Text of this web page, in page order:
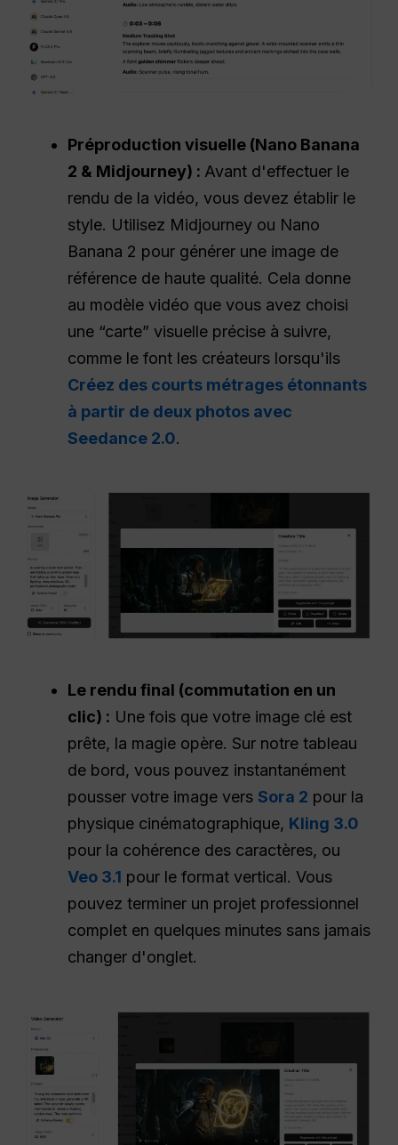
Préproduction visuelle (Nano Banana
2 & Midjourney) : Avant d'effectuer le
rendu de la vidéo, vous devez établir le
style. Utilisez Midjourney ou Nano
Banana 2 pour générer une image de
référence de haute qualité. Cela donne
au modèle vidéo que vous avez choisi
une “carte” visuelle précise à suivre,
comme le font les créateurs lorsqu'ils
Créez des courts métrages étonnants
à partir de deux photos avec
Seedance 2.0.
Le rendu final (commutation en un
clic) : Une fois que votre image clé est
prête, la magie opère. Sur notre tableau
de bord, vous pouvez instantanément
pousser votre image versSora 2 pour la
physique cinématographique, Kling 3.0
pour la cohérence des caractères, ou
Veo 3.1 pour le format vertical. Vous
pouvez terminer un projet professionnel
complet en quelques minutes sans jamais
changer d'onglet.